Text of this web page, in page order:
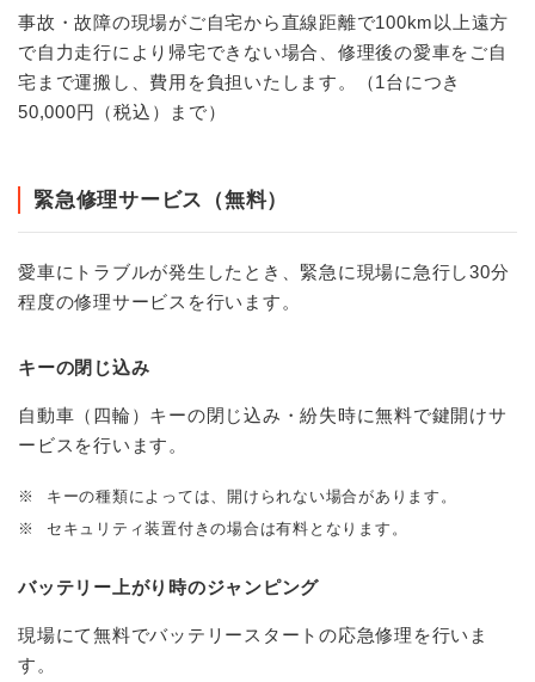
事故・故障の現場がご自宅から直線距離で100km以上遠方
で自力走行により帰宅できない場合、修理後の愛車をご自
宅まで運搬し、費用を負担いたします。（1台につき
50,000円（税込）まで）
緊急修理サービス（無料）
愛車にトラブルが発生したとき、緊急に現場に急行し30分
程度の修理サービスを行います。
キーの閉じ込み
自動車（四輪）キーの閉じ込み・紛失時に無料で鍵開けサ
ービスを行います。
※
キーの種類によっては、開けられない場合があります。
※
セキュリティ装置付きの場合は有料となります。
バッテリー上がり時のジャンピング
現場にて無料でバッテリースタートの応急修理を行いま
す。